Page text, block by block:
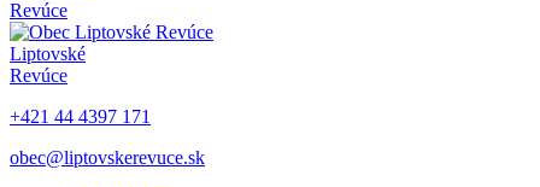
Revúce
Liptovské
Revúce
+421 44 4397 171
obec@liptovskerevuce.sk